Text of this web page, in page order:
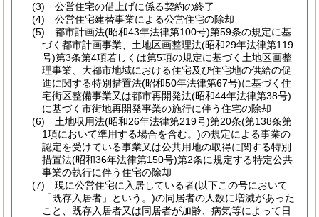
(3)
公営住宅の借上げに係る契約の終了
(4)
公営住宅建替事業による公営住宅の除却
(5)
都市計画法(昭和43年法律第100号)第59条の規定に基
づく都市計画事業、土地区画整理法(昭和29年法律第119
号)第3条第4項若しくは第5項の規定に基づく土地区画整
理事業、大都市地域における住宅及び住宅地の供給の促
進に関する特別措置法(昭和50年法律第67号)に基づく住
宅街区整備事業又は都市再開発法(昭和44年法律第38号)
に基づく市街地再開発事業の施行に伴う住宅の除却
(6)
土地収用法(昭和26年法律第219号)第20条(第138条第
1項において準用する場合を含む。)の規定による事業の
認定を受けている事業又は公共用地の取得に関する特別
措置法(昭和36年法律第150号)第2条に規定する特定公共
事業の執行に伴う住宅の除却
(7)
現に公営住宅に入居している者(以下この号において
「既存入居者」という。)の同居者の人数に増減があった
こと、既存入居者又は同居者が加齢、病気等によって日